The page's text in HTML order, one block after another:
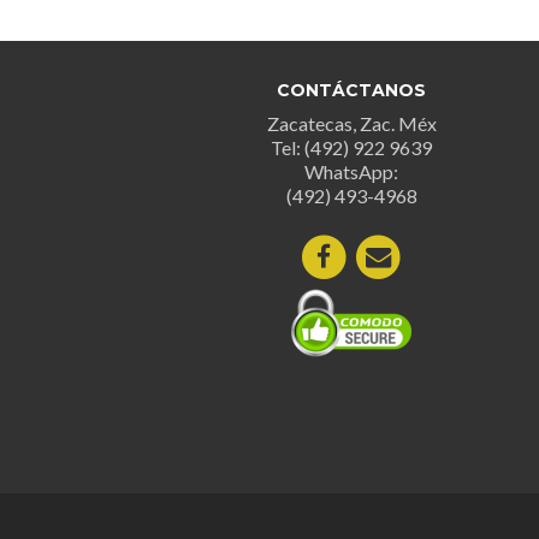
opciones
se
pueden
elegir
en
página
producto
CONTÁCTANOS
Zacatecas, Zac. Méx
Tel: (492) 922 9639
WhatsApp:
(492) 493-4968